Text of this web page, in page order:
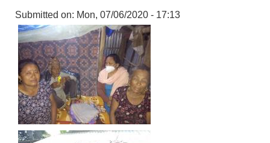
Submitted on: Mon, 07/06/2020 - 17:13